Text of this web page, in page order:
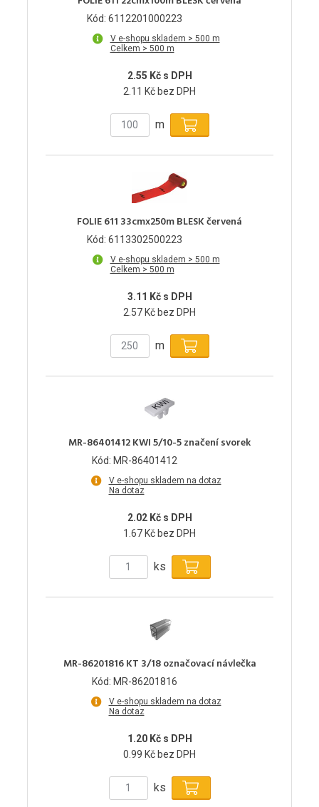
Kód: 6112201000223
V e-shopu skladem > 500 m
Celkem > 500 m
2.55 Kč s DPH
2.11 Kč bez DPH
m
FOLIE 611 33cmx250m BLESK červená
Kód: 6113302500223
V e-shopu skladem > 500 m
Celkem > 500 m
3.11 Kč s DPH
2.57 Kč bez DPH
m
MR-86401412 KWI 5/10-5 značení svorek
Kód: MR-86401412
V e-shopu skladem na dotaz
Na dotaz
2.02 Kč s DPH
1.67 Kč bez DPH
ks
MR-86201816 KT 3/18 označovací návlečka
Kód: MR-86201816
V e-shopu skladem na dotaz
Na dotaz
1.20 Kč s DPH
0.99 Kč bez DPH
ks